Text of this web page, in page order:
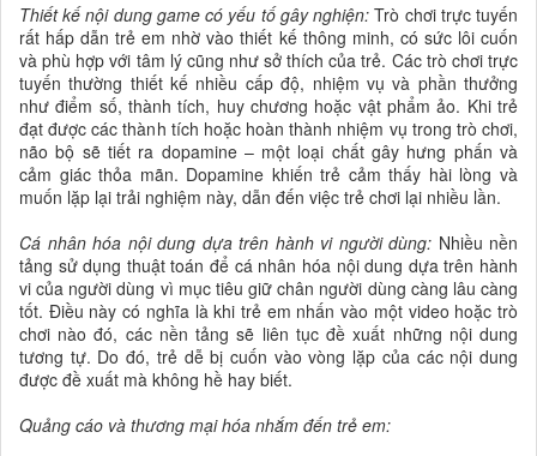
Thiết kế nội dung game có yếu tố gây nghiện: Trò chơi trực tuyến
rất hấp dẫn trẻ em nhờ vào thiết kế thông minh, có sức lôi cuốn
và phù hợp với tâm lý cũng như sở thích của trẻ. Các trò chơi trực
tuyến thường thiết kế nhiều cấp độ, nhiệm vụ và phần thưởng
như điểm số, thành tích, huy chương hoặc vật phẩm ảo. Khi trẻ
đạt được các thành tích hoặc hoàn thành nhiệm vụ trong trò chơi,
não bộ sẽ tiết ra dopamine – một loại chất gây hưng phấn và
cảm giác thỏa mãn. Dopamine khiến trẻ cảm thấy hài lòng và
muốn lặp lại trải nghiệm này, dẫn đến việc trẻ chơi lại nhiều lần.
Cá nhân hóa nội dung dựa trên hành vi người dùng: Nhiều nền
tảng sử dụng thuật toán để cá nhân hóa nội dung dựa trên hành
vi của người dùng vì mục tiêu giữ chân người dùng càng lâu càng
tốt. Điều này có nghĩa là khi trẻ em nhấn vào một video hoặc trò
chơi nào đó, các nền tảng sẽ liên tục đề xuất những nội dung
tương tự. Do đó, trẻ dễ bị cuốn vào vòng lặp của các nội dung
được đề xuất mà không hề hay biết.
Quảng cáo và thương mại hóa nhắm đến trẻ em: